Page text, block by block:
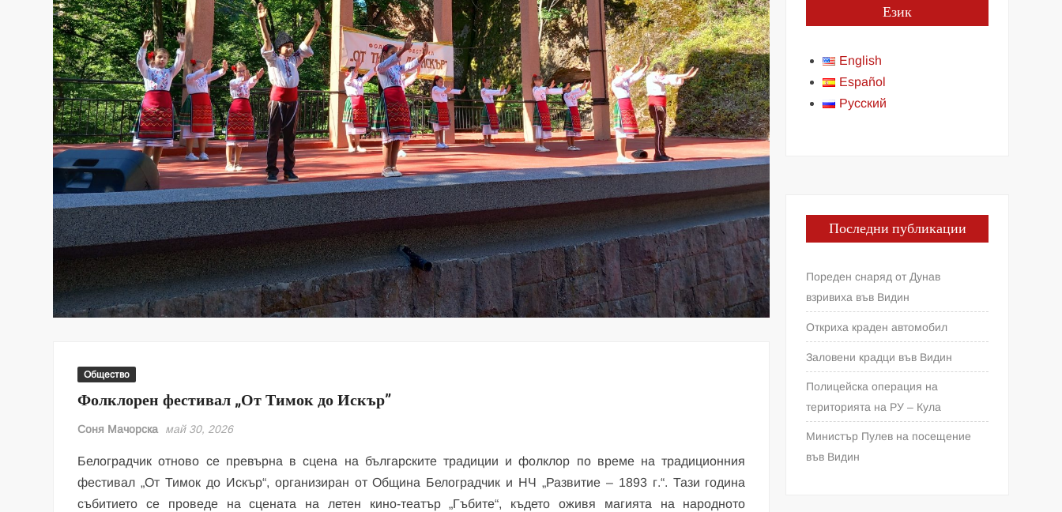
Общество
Фолклорен фестивал „От Тимок до Искър”
Соня Мачорска май 30, 2026
Белоградчик отново се превърна в сцена на българските традиции и фолклор по време на традиционния
фестивал „От Тимок до Искър“, организиран от Община Белоградчик и НЧ „Развитие – 1893 г.“. Тази година
събитието се проведе на сцената на летен кино-театър „Гъбите“, където оживя магията на народното
Език
English
Español
Русский
Последни публикации
Пореден снаряд от Дунав
взривиха във Видин
Откриха краден автомобил
Заловени крадци във Видин
Полицейска операция на
територията на РУ – Кула
Министър Пулев на посещение
във Видин